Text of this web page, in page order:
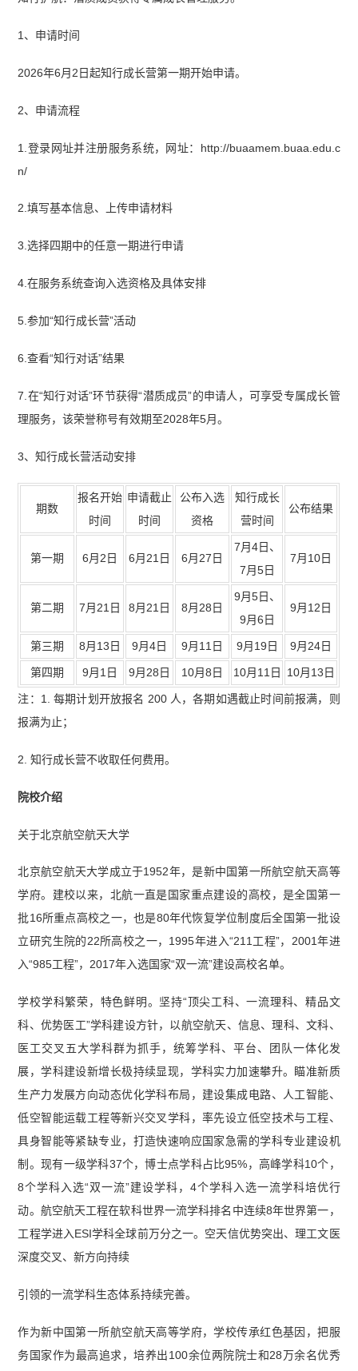
1、申请时间
2026年6月2日起知行成长营第一期开始申请。
2、申请流程
1.登录网址并注册服务系统，网址：http://buaamem.buaa.edu.c
n/
2.填写基本信息、上传申请材料
3.选择四期中的任意一期进行申请
4.在服务系统查询入选资格及具体安排
5.参加“知行成长营”活动
6.查看“知行对话”结果
7.在“知行对话”环节获得“潜质成员”的申请人，可享受专属成长管
理服务，该荣誉称号有效期至2028年5月。
3、知行成长营活动安排
期数
报名开始
时间
申请截止
时间
公布入选
资格
知行成长
营时间
公布结果
第一期 6月2日 6月21日 6月27日
7月4日、
7月5日
7月10日
第二期 7月21日 8月21日 8月28日
9月5日、
9月6日
9月12日
第三期 8月13日 9月4日 9月11日 9月19日 9月24日
第四期 9月1日 9月28日 10月8日 10月11日 10月13日
注：1. 每期计划开放报名 200 人，各期如遇截止时间前报满，则
报满为止；
2. 知行成长营不收取任何费用。
院校介绍
关于北京航空航天大学
北京航空航天大学成立于1952年，是新中国第一所航空航天高等
学府。建校以来，北航一直是国家重点建设的高校，是全国第一
批16所重点高校之一，也是80年代恢复学位制度后全国第一批设
立研究生院的22所高校之一，1995年进入“211工程”，2001年进
入“985工程”，2017年入选国家“双一流”建设高校名单。
学校学科繁荣，特色鲜明。坚持“顶尖工科、一流理科、精品文
科、优势医工”学科建设方针，以航空航天、信息、理科、文科、
医工交叉五大学科群为抓手，统筹学科、平台、团队一体化发
展，学科建设新增长极持续显现，学科实力加速攀升。瞄准新质
生产力发展方向动态优化学科布局，建设集成电路、人工智能、
低空智能运载工程等新兴交叉学科，率先设立低空技术与工程、
具身智能等紧缺专业，打造快速响应国家急需的学科专业建设机
制。现有一级学科37个，博士点学科占比95%，高峰学科10个，
8个学科入选“双一流”建设学科，4个学科入选一流学科培优行
动。航空航天工程在软科世界一流学科排名中连续8年世界第一，
工程学进入ESI学科全球前万分之一。空天信优势突出、理工文医
深度交叉、新方向持续
引领的一流学科生态体系持续完善。
作为新中国第一所航空航天高等学府，学校传承红色基因，把服
务国家作为最高追求，培养出100余位两院院士和28万余名优秀